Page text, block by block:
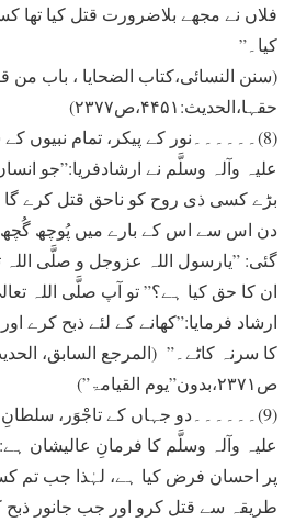
فلاں نے مجھے بلاضرورت قتل کيا تھا
کيا۔”
(سنن النسائی،کتاب الضحایا ، باب من
حقہا،الحدیث:۴۴۵۱،ص۲۳۷۷)
(8)۔۔۔۔۔۔نور کے پیکر، تمام نبیوں
علیہ وآلہ وسلَّم نے ارشادفریا:”جو
بڑے کسی ذی روح کو ناحق قتل کرے گا
دن اس سے اس کے بارے ميں پُوچھ
گئی: ”يارسول اللہ عزوجل و صلَّی اللہ
ان کا حق کيا ہے؟” تو آپ صلَّی اللہ
ارشاد فرمایا:”کھانے کے لئے ذبح کرے
ص۲۳۷۱،بدون”یوم القیامۃ”)
(9)۔۔۔۔۔۔دو جہاں کے تاجْوَر، سلطانِ
علیہ وآلہ وسلَّم کا فرمانِ عالیشان
پر احسان فرض کيا ہے، لہٰذا جب تم
طریقہ سے قتل کرو اور جب جانور ذبح